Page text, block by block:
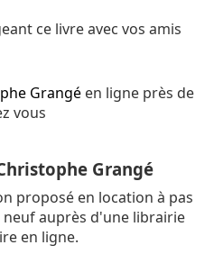
ce livre avec vos amis
Grangéen ligne près de
vous
Grangé
proposé en location à pas
neuf auprès d'une librairie
en ligne.